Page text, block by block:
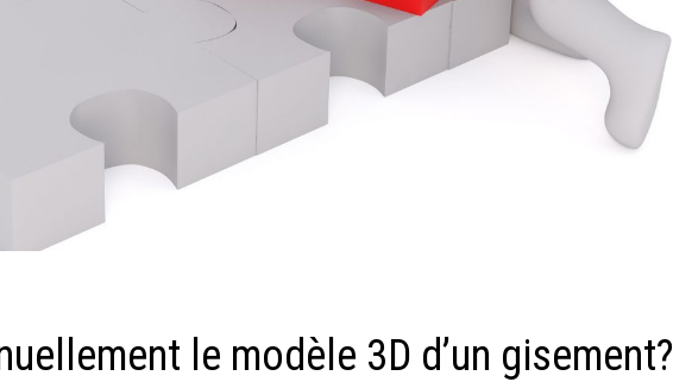
le modèle 3D d’un gisement?